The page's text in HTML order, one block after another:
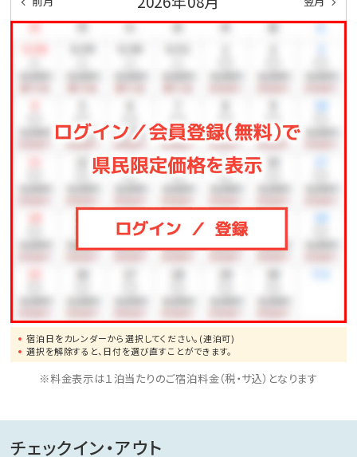
・から揚げ
・茶碗蒸し
・レタス巻き
・デザート
【幼児料理（例）】
・お子様ランチ
※お食事内容が若干変更する場合がございます。ご了
数ご宿泊予定となっております。ご不便をおかけすると
思いますが予めご了承くださいませ。
宿泊日をカレンダーから選択してください。(連泊可)
選択を解除すると、日付を選び直すことができます。
※料金表示は１泊当たりのご宿泊料金（税・サ込）となります
チェックイン・アウト